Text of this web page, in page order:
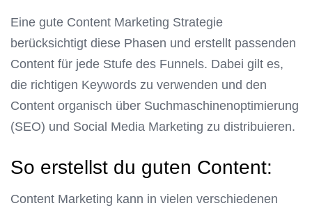
Eine gute Content Marketing Strategie
berücksichtigt diese Phasen und erstellt passenden
Content für jede Stufe des Funnels. Dabei gilt es,
die richtigen Keywords zu verwenden und den
Content organisch über Suchmaschinenoptimierung
(SEO) und Social Media Marketing zu distribuieren.
So erstellst du guten Content:
Content Marketing kann in vielen verschiedenen